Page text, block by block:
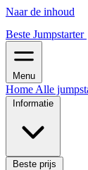
Naar de inhoud
Beste Jumpstarter
Menu
Home Alle
Informatie
Beste prijs